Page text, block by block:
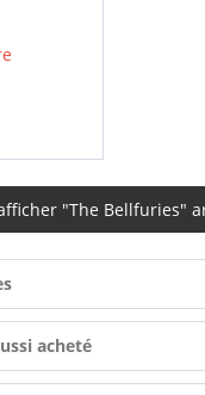
"The Bellfuries"
acheté